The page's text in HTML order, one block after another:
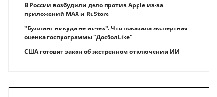
В России возбудили дело против Apple из-за
приложений MAX и RuStore
"Буллинг никуда не исчез". Что показала экспертная
оценка госпрограммы "ДосболLike"
США готовят закон об экстренном отключении ИИ